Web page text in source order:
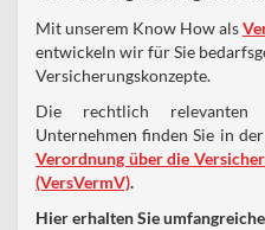
Mit unserem Know How als
entwickeln wir für Sie
Versicherungskonzepte.
Die rechtlich relevanten
Unternehmen finden Sie in der
Verordnung über die
(VersVermV).
Hier erhalten Sie